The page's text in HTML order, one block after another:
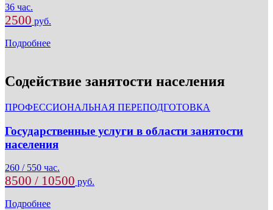
36 час.
2500 руб.
Подробнее
Содействие занятости населения
ПРОФЕССИОНАЛЬНАЯ ПЕРЕПОДГОТОВКА
Государственные услуги в области занятости
населения
260 / 550 час.
8500 / 10500 руб.
Подробнее